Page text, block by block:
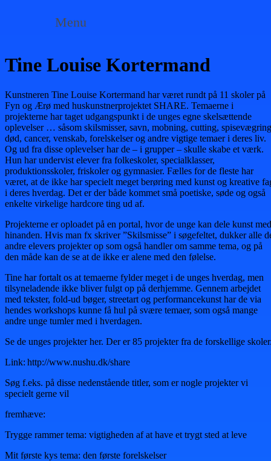
Menu
Tine Louise Kortermand
Kunstneren Tine Louise Kortermand har været rundt på 11 skoler på
Fyn og Ærø med huskunstnerprojektet SHARE. Temaerne i
projekterne har taget udgangspunkt i de unges egne skelsættende
oplevelser … såsom skilsmisser, savn, mobning, cutting,
død, cancer, venskab, forelskelser og andre vigtige temaer i deres liv.
Og ud fra disse oplevelser har de – i grupper – skulle skabe et værk.
Hun har undervist elever fra folkeskoler, specialklasser,
produktionsskoler, friskoler og gymnasier. Fælles for de fleste har
været, at de ikke har specielt meget berøring med kunst og kreative
i deres hverdag. Det er der både kommet små poetiske, søde og også
enkelte virkelige hardcore ting ud af.
Projekterne er oploadet på en portal, hvor de unge kan dele kunst med
hinanden. Hvis man fx skriver ”Skilsmisse” i søgefeltet, dukker alle
andre elevers projekter op som også handler om samme tema, og på
den måde kan de se at de ikke er alene med den følelse.
Tine har fortalt os at temaerne fylder meget i de unges hverdag, men
tilsyneladende ikke bliver fulgt op på derhjemme. Gennem arbejdet
med tekster, fold-ud bøger, streetart og performancekunst har de via
hendes workshops kunne få hul på svære temaer, som også mange
andre unge tumler med i hverdagen.
Se de unges projekter her. Der er 85 projekter fra de forskellige
Link: http://www.nushu.dk/share
Søg f.eks. på disse nedenstående titler, som er nogle projekter vi
specielt gerne vil
fremhæve:
Trygge rammer tema: vigtigheden af at have et trygt sted at leve
Mit første kys tema: den første forelskelser